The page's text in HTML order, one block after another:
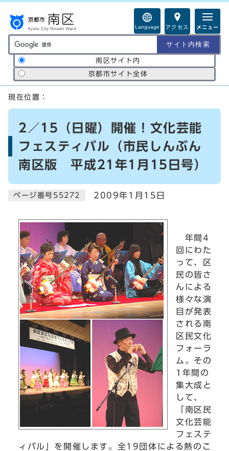
Language アクセス メニュー
サイト内検索の範囲
南区サイト内
京都市サイト全体
ここから本文です
現在位置：
2／15（日曜）開催！文化芸能
フェスティバル（市民しんぶん
南区版 平成21年1月15日号）
ページ番号55272 2009年1月15日
年間4
回にわた
って、区
民の皆さ
んによる
様々な演
目が発表
される南
区民文化
フォーラ
ム。その
1年間の
集大成と
して、
「南区民
文化芸能
フェステ
ィバル」を開催します。全19団体による熱のこ